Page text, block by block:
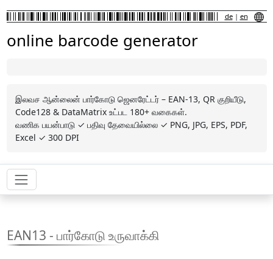
de| en
online barcode generator
இலவச ஆன்லைன் பார்கோடு ஜெனரேட்டர் – EAN-13, QR குறியீடு,
Code128 & DataMatrix உட்பட 180+ வகைகள்.
வணிக பயன்பாடு ✓ பதிவு தேவையில்லை ✓ PNG, JPG, EPS, PDF,
Excel ✓ 300 DPI
EAN13 - பார்கோடு உருவாக்கி